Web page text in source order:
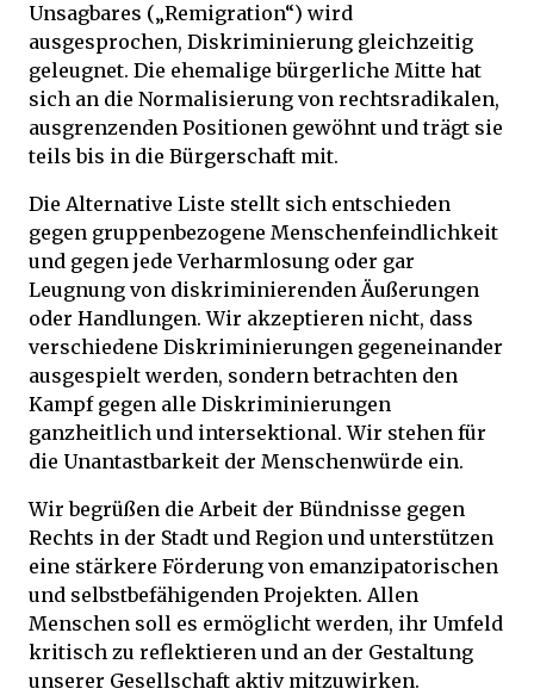
Unsagbares („Remigration“) wird
ausgesprochen, Diskriminierung gleichzeitig
geleugnet. Die ehemalige bürgerliche Mitte hat
sich an die Normalisierung von rechtsradikalen,
ausgrenzenden Positionen gewöhnt und trägt sie
teils bis in die Bürgerschaft mit.
Die Alternative Liste stellt sich entschieden
gegen gruppenbezogene Menschenfeindlichkeit
und gegen jede Verharmlosung oder gar
Leugnung von diskriminierenden Äußerungen
oder Handlungen. Wir akzeptieren nicht, dass
verschiedene Diskriminierungen gegeneinander
ausgespielt werden, sondern betrachten den
Kampf gegen alle Diskriminierungen
ganzheitlich und intersektional. Wir stehen für
die Unantastbarkeit der Menschenwürde ein.
Wir begrüßen die Arbeit der Bündnisse gegen
Rechts in der Stadt und Region und unterstützen
eine stärkere Förderung von emanzipatorischen
und selbstbefähigenden Projekten. Allen
Menschen soll es ermöglicht werden, ihr Umfeld
kritisch zu reflektieren und an der Gestaltung
unserer Gesellschaft aktiv mitzuwirken.